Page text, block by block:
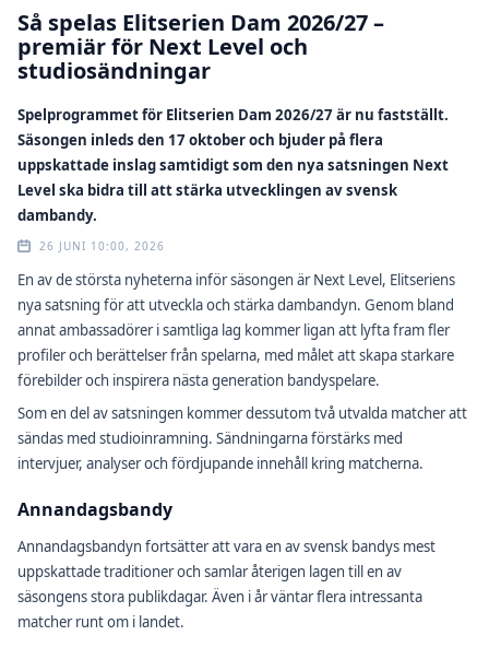
Så spelas Elitserien Dam 2026/27 –
premiär för Next Level och
studiosändningar
Spelprogrammet för Elitserien Dam 2026/27 är nu fastställt.
Säsongen inleds den 17 oktober och bjuder på flera
uppskattade inslag samtidigt som den nya satsningen Next
Level ska bidra till att stärka utvecklingen av svensk
dambandy.
26 JUNI 10:00, 2026
En av de största nyheterna inför säsongen är Next Level, Elitseriens
nya satsning för att utveckla och stärka dambandyn. Genom bland
annat ambassadörer i samtliga lag kommer ligan att lyfta fram fler
profiler och berättelser från spelarna, med målet att skapa starkare
förebilder och inspirera nästa generation bandyspelare.
Som en del av satsningen kommer dessutom två utvalda matcher att
sändas med studioinramning. Sändningarna förstärks med
intervjuer, analyser och fördjupande innehåll kring matcherna.
Annandagsbandy
Annandagsbandyn fortsätter att vara en av svensk bandys mest
uppskattade traditioner och samlar återigen lagen till en av
säsongens stora publikdagar. Även i år väntar flera intressanta
matcher runt om i landet.